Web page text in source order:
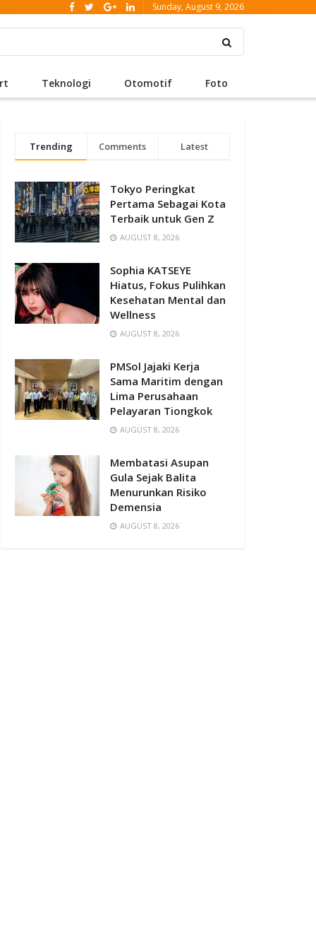
Sunday, August 9, 2026
Teknologi Otomotif Foto
Trending Comments Latest
Tokyo Peringkat
Pertama Sebagai Kota
Terbaik untuk Gen Z
AUGUST 8, 2026
Sophia KATSEYE
Hiatus, Fokus Pulihkan
Kesehatan Mental dan
Wellness
AUGUST 8, 2026
PMSol Jajaki Kerja
Sama Maritim dengan
Lima Perusahaan
Pelayaran Tiongkok
AUGUST 8, 2026
Membatasi Asupan
Gula Sejak Balita
Menurunkan Risiko
Demensia
AUGUST 8, 2026